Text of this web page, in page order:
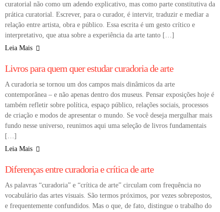
curatorial não como um adendo explicativo, mas como parte constitutiva da
prática curatorial. Escrever, para o curador, é intervir, traduzir e mediar a
relação entre artista, obra e público. Essa escrita é um gesto crítico e
interpretativo, que atua sobre a experiência da arte tanto […]
Leia Mais
CURADORIA E CRÍTICA DE ARTE
Livros para quem quer estudar curadoria de arte
A curadoria se tornou um dos campos mais dinâmicos da arte
contemporânea – e não apenas dentro dos museus. Pensar exposições hoje é
também refletir sobre política, espaço público, relações sociais, processos
de criação e modos de apresentar o mundo. Se você deseja mergulhar mais
fundo nesse universo, reunimos aqui uma seleção de livros fundamentais
[…]
Leia Mais
COLUNA
Diferenças entre curadoria e crítica de arte
As palavras “curadoria” e “crítica de arte” circulam com frequência no
vocabulário das artes visuais. São termos próximos, por vezes sobrepostos,
e frequentemente confundidos. Mas o que, de fato, distingue o trabalho do